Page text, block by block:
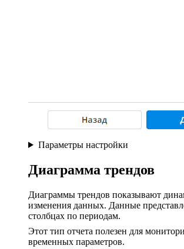
Параметры настройки
Диаграмма трендов
Диаграммы трендов показывают
изменения данных. Данные
столбцах по периодам.
Этот тип отчета полезен для
временных параметров.